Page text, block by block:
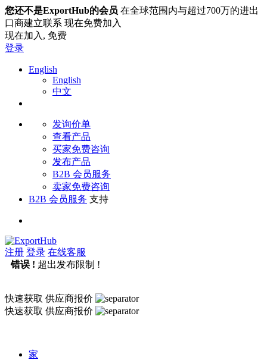
您还不是ExportHub的会员 在全球范围内与超过700万的进出
口商建立联系 现在免费加入
现在加入, 免费
登录
English
English
中文
发询价单
查看产品
买家免费咨询
发布产品
B2B 会员服务
卖家免费咨询
B2B 会员服务 支持
注册 登录 在线客服
错误 ! 超出发布限制 !
快速获取 供应商报价
快速获取 供应商报价
家